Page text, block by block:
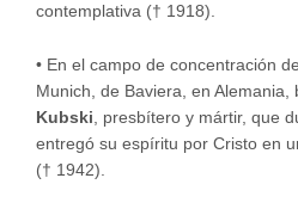
contemplativa († 1918).
• En el campo de concentración
Munich, de Baviera, en Alemania,
Kubski, presbítero y mártir, que
entregó su espíritu por Cristo en
(† 1942).